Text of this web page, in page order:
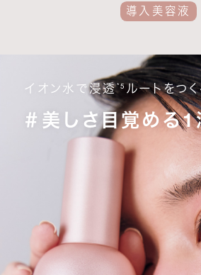
導入美容液
イオン水で浸透*5ルートをつ
＃美しさ目覚める